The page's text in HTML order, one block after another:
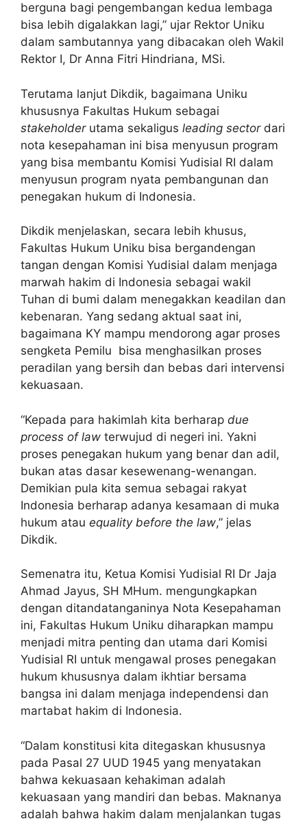
berguna bagi pengembangan kedua lembaga
bisa lebih digalakkan lagi,” ujar Rektor Uniku
dalam sambutannya yang dibacakan oleh Wakil
Rektor I, Dr Anna Fitri Hindriana, MSi.
Terutama lanjut Dikdik, bagaimana Uniku
khususnya Fakultas Hukum sebagai
stakeholderutama sekaligus leading sectordari
nota kesepahaman ini bisa menyusun program
yang bisa membantu Komisi Yudisial RI dalam
menyusun program nyata pembangunan dan
penegakan hukum di Indonesia.
Dikdik menjelaskan, secara lebih khusus,
Fakultas Hukum Uniku bisa bergandengan
tangan dengan Komisi Yudisial dalam menjaga
marwah hakim di Indonesia sebagai wakil
Tuhan di bumi dalam menegakkan keadilan dan
kebenaran. Yang sedang aktual saat ini,
bagaimana KY mampu mendorong agar proses
sengketa Pemilu bisa menghasilkan proses
peradilan yang bersih dan bebas dari intervensi
kekuasaan.
“Kepada para hakimlah kita berharap due
process of law terwujud di negeri ini. Yakni
proses penegakan hukum yang benar dan adil,
bukan atas dasar kesewenang-wenangan.
Demikian pula kita semua sebagai rakyat
Indonesia berharap adanya kesamaan di muka
hukum atau equality before the law,” jelas
Dikdik.
Semenatra itu, Ketua Komisi Yudisial RI Dr Jaja
Ahmad Jayus, SH MHum. mengungkapkan
dengan ditandatanganinya Nota Kesepahaman
ini, Fakultas Hukum Uniku diharapkan mampu
menjadi mitra penting dan utama dari Komisi
Yudisial RI untuk mengawal proses penegakan
hukum khususnya dalam ikhtiar bersama
bangsa ini dalam menjaga independensi dan
martabat hakim di Indonesia.
“Dalam konstitusi kita ditegaskan khususnya
pada Pasal 27 UUD 1945 yang menyatakan
bahwa kekuasaan kehakiman adalah
kekuasaan yang mandiri dan bebas. Maknanya
adalah bahwa hakim dalam menjalankan tugas